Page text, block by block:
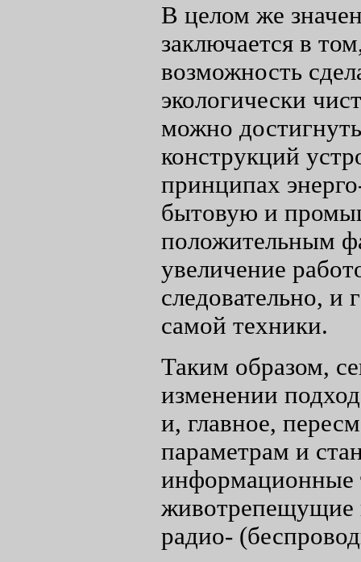
В целом же
заключается в
возможность
экологически
можно
конструкций
принципах
бытовую и
положительным
увеличение
следовательно, и
самой техники.
Таким образом,
изменении
и, главное,
параметрам и
информационные
животрепещущие
радио-